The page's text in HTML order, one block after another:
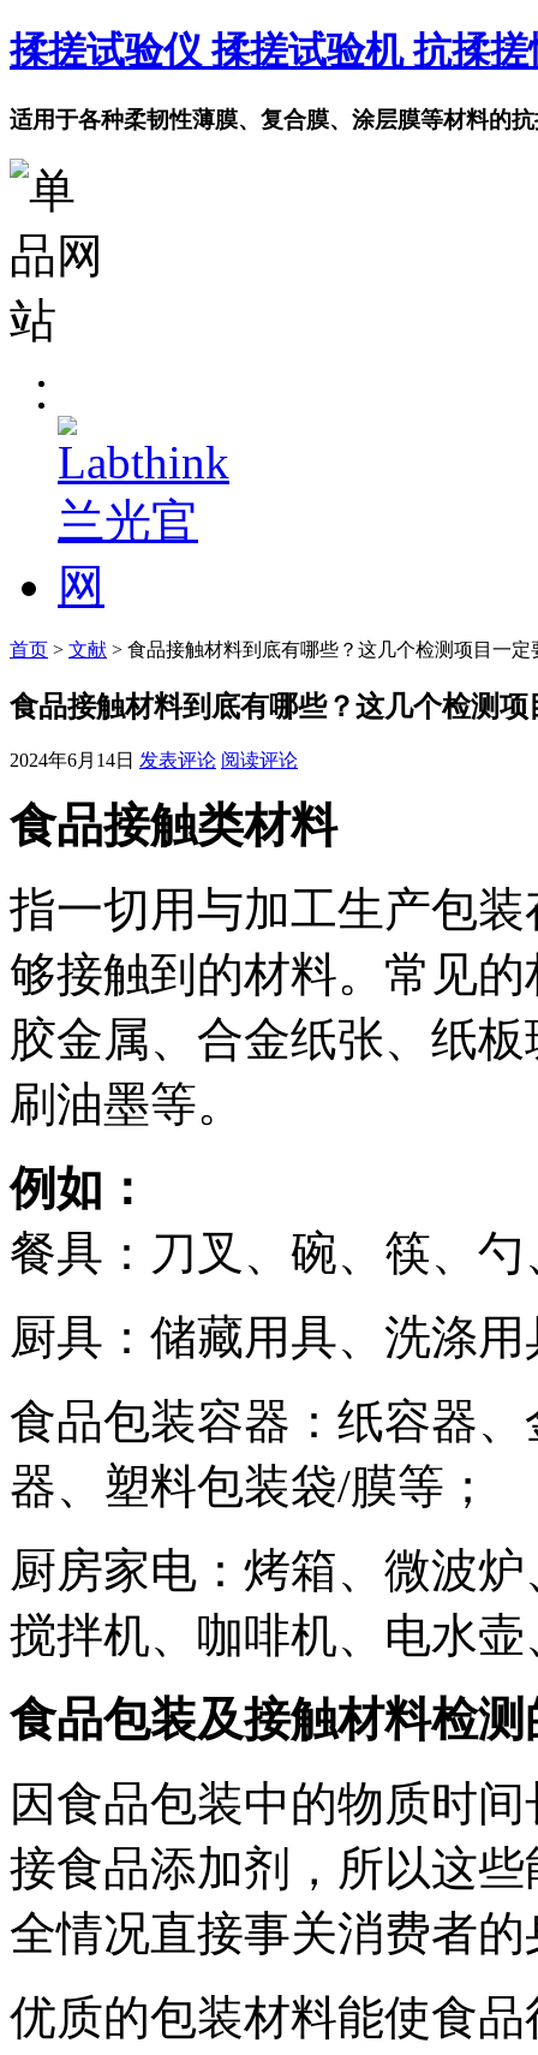
揉搓试验仪 揉搓试验机 抗揉
适用于各种柔韧性薄膜、复合膜、涂层膜等材料的
首页 > 文献 > 食品接触材料到底有哪些？这几个检测项目一定
食品接触材料到底有哪些？这几个检测项
2024年6月14日 发表评论 阅读评论
食品接触类材料
指一切用与加工生产包
够接触到的材料。常见
胶金属、合金纸张、纸
刷油墨等。
例如：
餐具：刀叉、碗、筷、
厨具：储藏用具、洗涤
食品包装容器：纸容器
器、塑料包装袋/膜等；
厨房家电：烤箱、微波
搅拌机、咖啡机、电水
食品包装及接触材料检
因食品包装中的物质时
接食品添加剂，所以这
全情况直接事关消费者
优质的包装材料能使食